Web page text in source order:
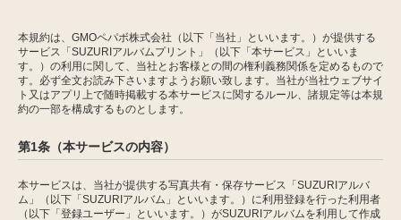
本規約は、GMOペパボ株式会社（以下「当社」といいます。）が提供する
サービス「SUZURIアルバムプリント」（以下「本サービス」といいま
す。）の利用に関して、当社とお客様との間の権利義務関係を定めるもので
す。必ず全文お読み下さいますようお願い致します。当社が当社ウェブサイ
ト又はアプリ上で随時掲載する本サービスに関するルール、諸規定等は本規
約の一部を構成するものとします。
第1条（本サービスの内容）
本サービスは、当社が提供する写真共有・保存サービス「SUZURIアルバ
ム」（以下「SUZURIアルバム」といいます。）に利用登録を行った利用者
（以下「登録ユーザー」といいます。）がSUZURIアルバムを利用して作成